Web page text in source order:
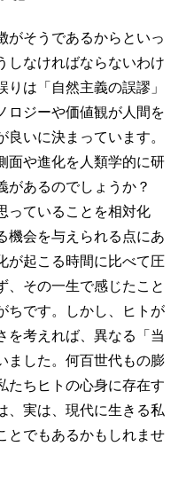
がそうであるからといっ
しなければならないわけ
は「自然主義の誤謬」
ロジーや価値観が人間を
いに決まっています。
面や進化を人類学的に研
があるのでしょうか？
っていることを相対化
機会を与えられる点にあ
が起こる時間に比べて圧
、その一生で感じたこと
ちです。しかし、ヒトが
を考えれば、異なる「当
ました。何百世代もの膨
たちヒトの心身に存在す
、実は、現代に生きる私
とでもあるかもしれませ